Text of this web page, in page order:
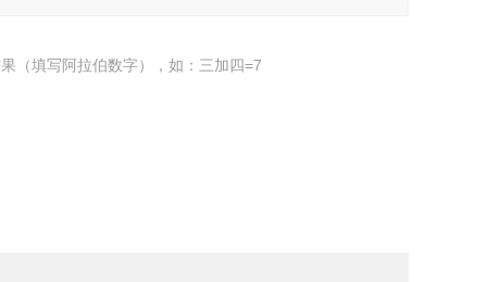
（填写阿拉伯数字），如：三加四=7